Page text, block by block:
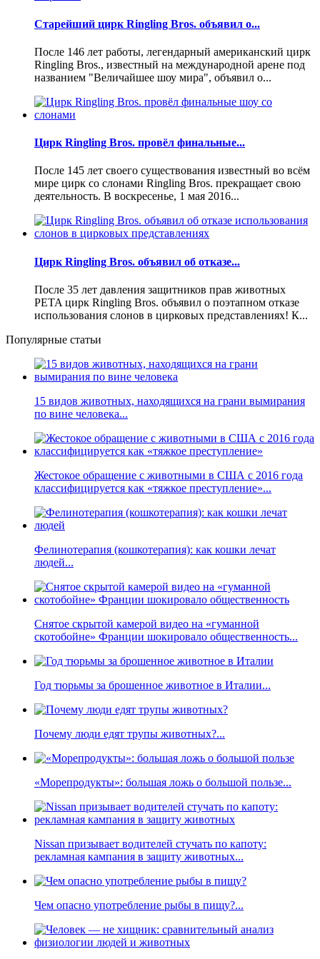
Старейший цирк Ringling Bros. объявил о...
После 146 лет работы, легендарный американский цирк
Ringling Bros., известный на международной арене под
названием "Величайшее шоу мира", объявил о...
Цирк Ringling Bros. провёл финальные...
После 145 лет своего существования известный во всём
мире цирк со слонами Ringling Bros. прекращает свою
деятельность. В воскресенье, 1 мая 2016...
Цирк Ringling Bros. объявил об отказе...
После 35 лет давления защитников прав животных
PETA цирк Ringling Bros. объявил о поэтапном отказе
использования слонов в цирковых представлениях! К...
Популярные статьи
15 видов животных, находящихся на грани вымирания
по вине человека...
Жестокое обращение с животными в США с 2016 года
классифицируется как «тяжкое преступление»...
Фелинотерапия (кошкотерапия): как кошки лечат
людей...
Снятое скрытой камерой видео на «гуманной
скотобойне» Франции шокировало общественность...
Год тюрьмы за брошенное животное в Италии...
Почему люди едят трупы животных?...
«Морепродукты»: большая ложь о большой пользе...
Nissan призывает водителей стучать по капоту:
рекламная кампания в защиту животных...
Чем опасно употребление рыбы в пищу?...